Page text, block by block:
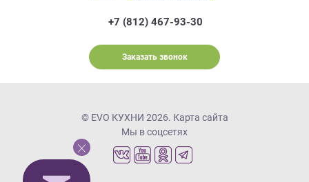
+7 (812) 467-93-30
Заказать звонок
© EVO КУХНИ 2026. Карта сайта
Мы в соцсетях